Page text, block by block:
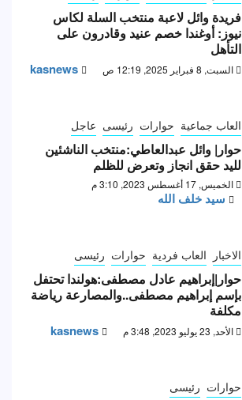
فريدة وائل لاعبة منتخب السلة لكاس
نيوز: أوغندا خصم عنيد وقادرون على
التأهل
السبت, 8 فبراير 2025, 12:19 ص kasnews
العاب جماعية حوارات رئيسى عاجل
حوار| وائل عبدالعاطي:منتخب الناشئين
لليد حقق انجاز وتعرض للظلم
الخميس, 17 أغسطس 2023, 3:10 م
سيد خلف الله
الاخبار العاب فردية حوارات رئيسى
حوار|إبراهيم عادل مصطفى:هولندا تحتفل
بإسم إبراهيم مصطفى..والمصارعة رياضة
مكلفة
الأحد, 23 يوليو 2023, 3:48 م kasnews
حوارات رئيسى